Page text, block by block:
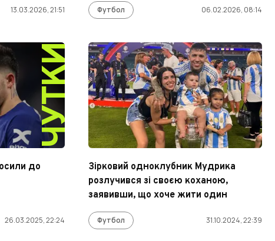
13.03.2026, 21:51 Футбол 06.02.2026, 08:14
ЧУТКИ
до
26.03.2025, 22:24
Зірковий одноклубник Мудрика
розлучився зі своєю коханою,
заявивши, що хоче жити один
Футбол 31.10.2024, 22:39